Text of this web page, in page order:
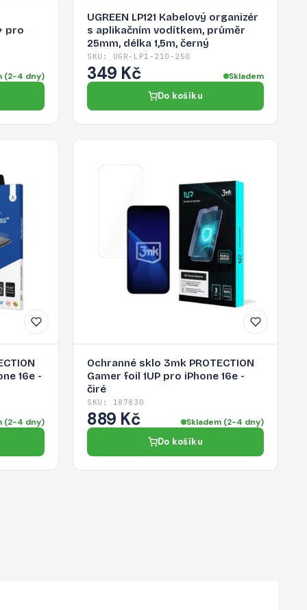
pro
(2-4 dny)
UGREEN LP121 Kabelový organizér
s aplikačním vodítkem, průměr
25mm, délka 1,5m, černý
SKU: UGR-LP1-210-250
349 Kč Skladem
Do košíku
16e -
(2-4 dny)
Ochranné sklo 3mk PROTECTION
Gamer foil 1UP pro iPhone 16e -
čiré
SKU: 187830
889 Kč Skladem (2-4 dny)
Do košíku